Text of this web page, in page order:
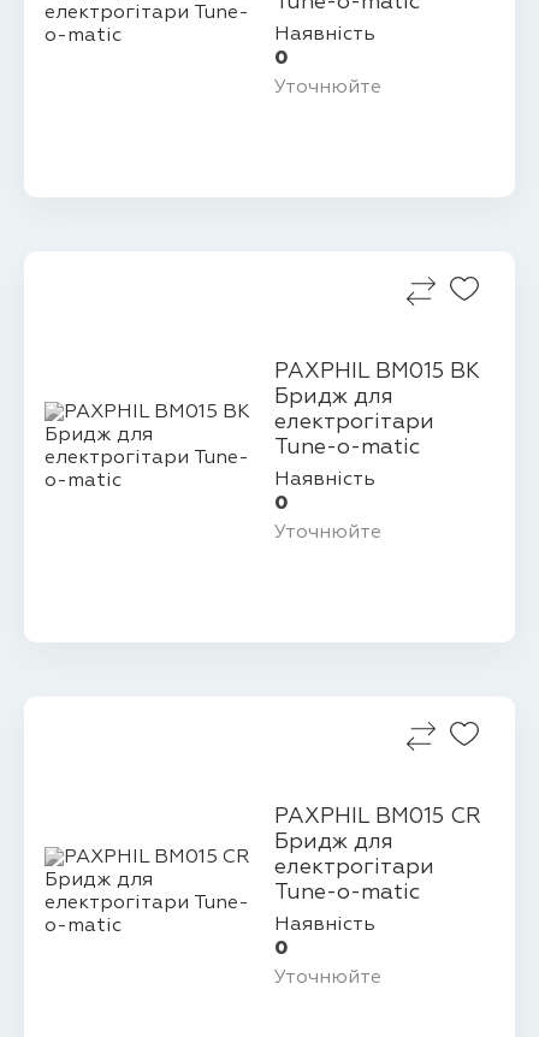
Наявність
0
Уточнюйте
PAXPHIL BM015 BK
Бридж для
електрогітари
Tune-o-matic
Наявність
0
Уточнюйте
PAXPHIL BM015 CR
Бридж для
електрогітари
Tune-o-matic
Наявність
0
Уточнюйте